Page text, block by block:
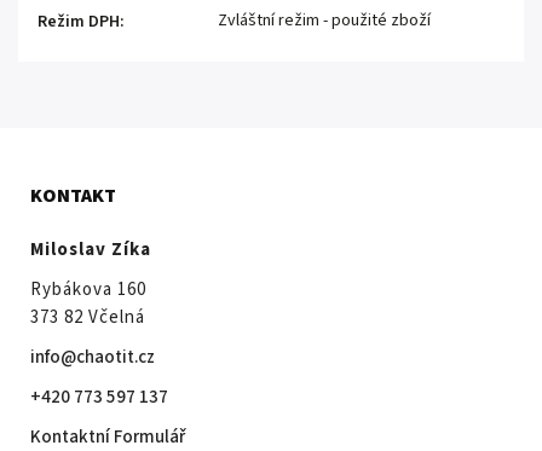
Režim DPH: Zvláštní režim - použité zboží
KONTAKT
Miloslav Zíka
Rybákova 160
373 82 Včelná
info@chaotit.cz
+420 773 597 137
Kontaktní Formulář